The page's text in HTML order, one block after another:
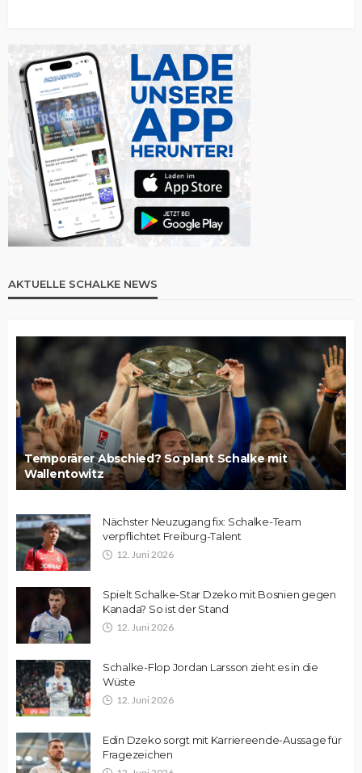
AKTUELLE SCHALKE NEWS
Temporärer Abschied? So plant Schalke mit
Wallentowitz
Nächster Neuzugang fix: Schalke-Team
verpflichtet Freiburg-Talent
12. Juni 2026
Spielt Schalke-Star Dzeko mit Bosnien gegen
Kanada? So ist der Stand
12. Juni 2026
Schalke-Flop Jordan Larsson zieht es in die
Wüste
12. Juni 2026
Edin Dzeko sorgt mit Karriereende-Aussage für
Fragezeichen